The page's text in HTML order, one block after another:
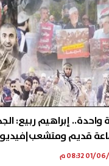
إبراهيم ربيع:
قديم ومتشعب|فيديو